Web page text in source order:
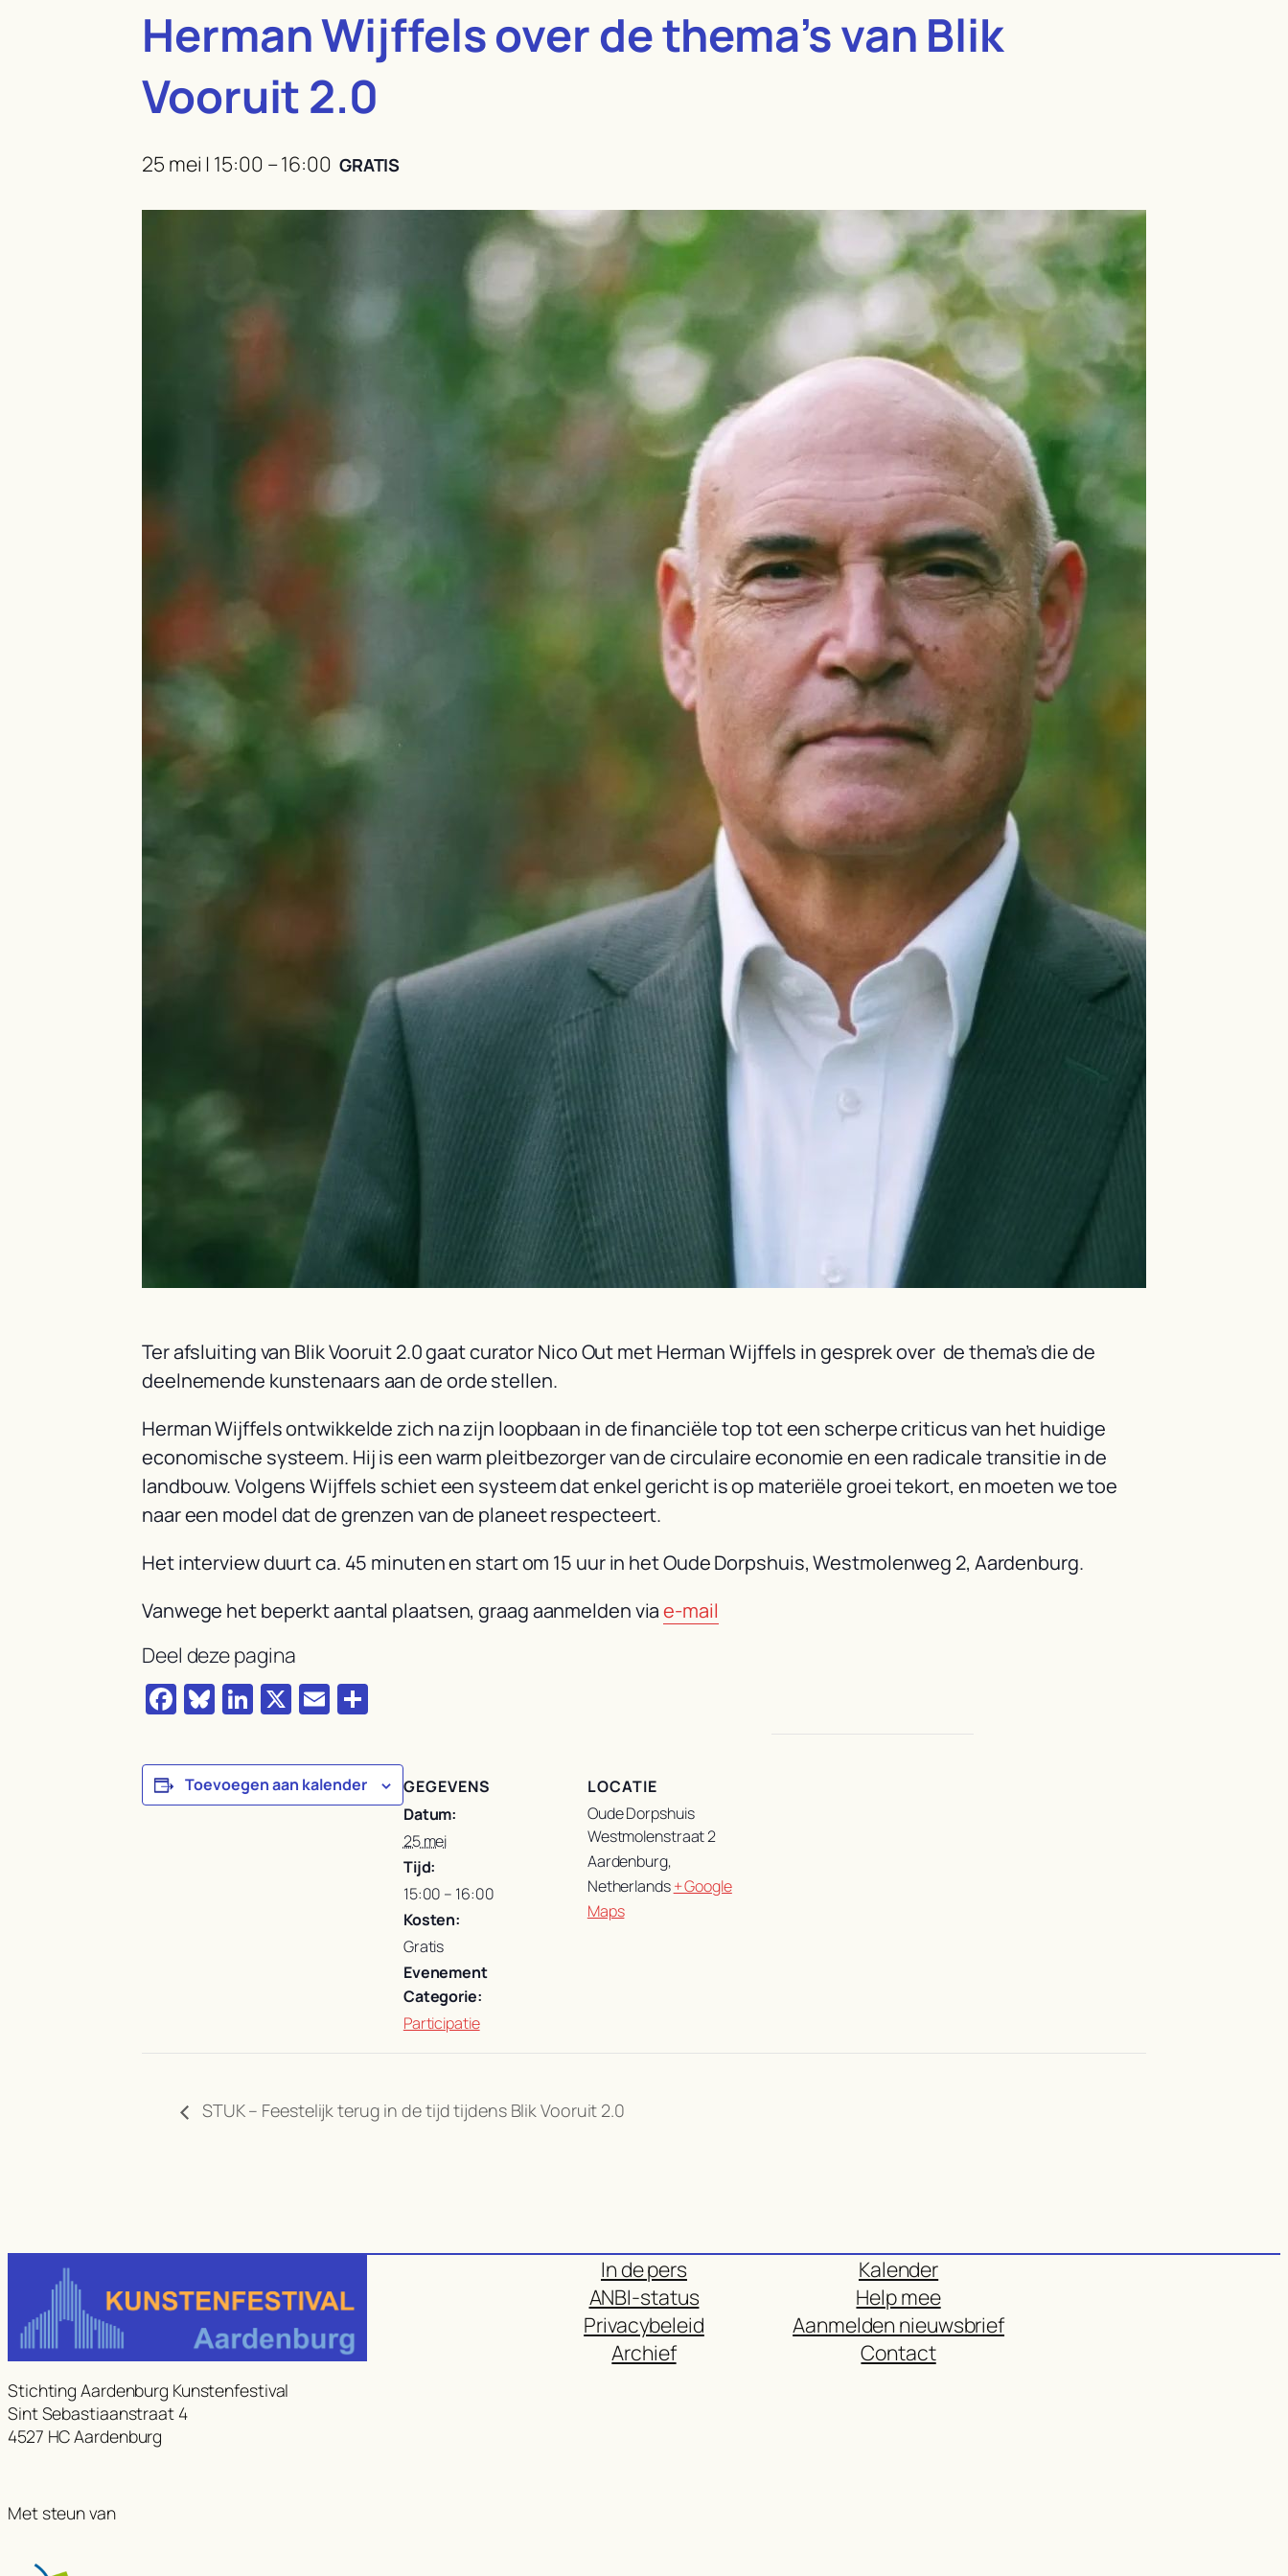
Herman Wijffels over de thema’s van Blik
Vooruit 2.0
25 mei | 15:00 –16:00 GRATIS
Ter afsluiting van Blik Vooruit 2.0 gaat curator Nico Out met Herman Wijffels in gesprek over de thema’s die de
deelnemende kunstenaars aan de orde stellen.
Herman Wijffels ontwikkelde zich na zijn loopbaan in de financiële top tot een scherpe criticus van het huidige
economische systeem. Hij is een warm pleitbezorger van de circulaire economie en een radicale transitie in de
landbouw. Volgens Wijffels schiet een systeem dat enkel gericht is op materiële groei tekort, en moeten we toe
naar een model dat de grenzen van de planeet respecteert.
Het interview duurt ca. 45 minuten en start om 15 uur in het Oude Dorpshuis, Westmolenweg 2, Aardenburg.
Vanwege het beperkt aantal plaatsen, graag aanmelden viae-mail
Deel deze pagina
Facebook
Bluesky
LinkedIn
X Email
Toevoegen aan kalender
GEGEVENS
Datum:
25 mei
Tijd:
15:00 – 16:00
Kosten:
Gratis
Evenement
Categorie:
Participatie
LOCATIE
Oude Dorpshuis
Westmolenstraat 2
Aardenburg,
Netherlands+ Google
Maps
STUK – Feestelijk terug in de tijd tijdens Blik Vooruit 2.0
Stichting Aardenburg Kunstenfestival
Sint Sebastiaanstraat 4
4527 HC Aardenburg
In de pers
ANBI-status
Privacybeleid
Archief
Kalender
Help mee
Aanmelden nieuwsbrief
Contact
Met steun van